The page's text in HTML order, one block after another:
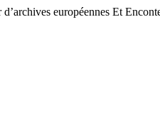
européennes Et